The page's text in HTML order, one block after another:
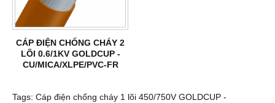
CÁP ĐIỆN CHỐNG CHÁY 2
LÕI 0.6/1KV GOLDCUP -
CU/MICA/XLPE/PVC-FR
Tags: Cáp điện chống cháy 1 lõi 450/750V GOLDCUP -